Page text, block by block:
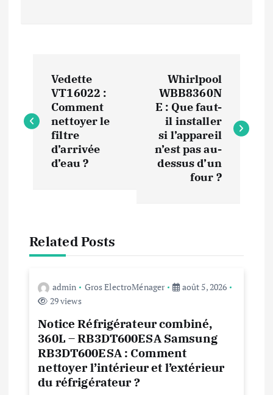
v
t
Vedette
VT16022 :
Comment
nettoyer le
filtre
d’arrivée
d’eau ?
Whirlpool
WBB8360N
E : Que faut-
il installer
si l’appareil
n’est pas au-
dessus d’un
four ?
Related Posts
admin Gros ElectroMénager
août 5, 2026
29 views
Notice Réfrigérateur combiné,
360L – RB3DT600ESA Samsung
RB3DT600ESA : Comment
nettoyer l’intérieur et l’extérieur
du réfrigérateur ?